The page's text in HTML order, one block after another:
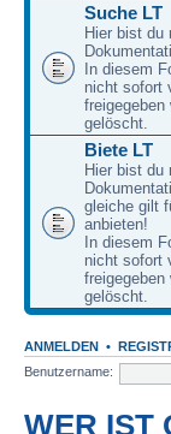
Suche LT
Hier bist du
In diesem
nicht sofort
gelöscht.
Biete LT
Hier bist du
gleiche gilt
anbieten!
In diesem
nicht sofort
gelöscht.
ANMELDEN •
Benutzername:
WER IST